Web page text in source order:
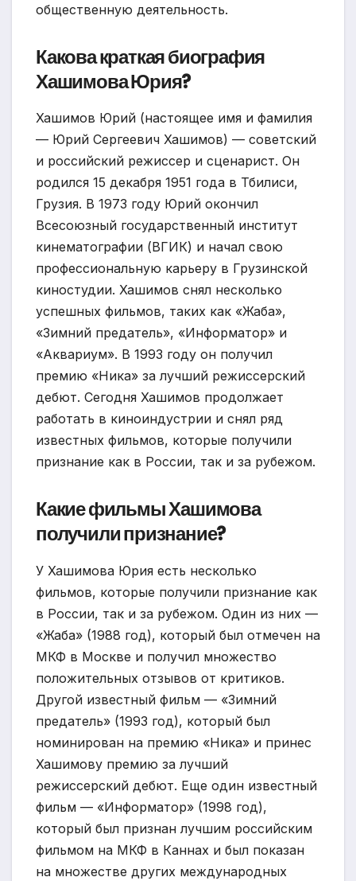
общественную деятельность.
Какова краткая биография
Хашимова Юрия?
Хашимов Юрий (настоящее имя и фамилия
— Юрий Сергеевич Хашимов) — советский
и российский режиссер и сценарист. Он
родился 15 декабря 1951 года в Тбилиси,
Грузия. В 1973 году Юрий окончил
Всесоюзный государственный институт
кинематографии (ВГИК) и начал свою
профессиональную карьеру в Грузинской
киностудии. Хашимов снял несколько
успешных фильмов, таких как «Жаба»,
«Зимний предатель», «Информатор» и
«Аквариум». В 1993 году он получил
премию «Ника» за лучший режиссерский
дебют. Сегодня Хашимов продолжает
работать в киноиндустрии и снял ряд
известных фильмов, которые получили
признание как в России, так и за рубежом.
Какие фильмы Хашимова
получили признание?
У Хашимова Юрия есть несколько
фильмов, которые получили признание как
в России, так и за рубежом. Один из них —
«Жаба» (1988 год), который был отмечен на
МКФ в Москве и получил множество
положительных отзывов от критиков.
Другой известный фильм — «Зимний
предатель» (1993 год), который был
номинирован на премию «Ника» и принес
Хашимову премию за лучший
режиссерский дебют. Еще один известный
фильм — «Информатор» (1998 год),
который был признан лучшим российским
фильмом на МКФ в Каннах и был показан
на множестве других международных